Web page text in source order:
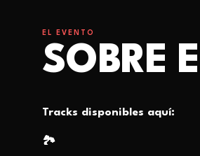
EL EVENTO
SOBRE
Tracks disponibles aquí:
🏞